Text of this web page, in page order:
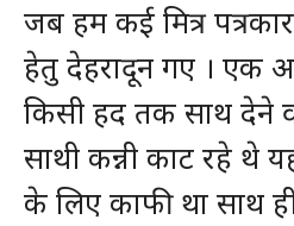
जब हम कई मित्र
हेतु देहरादून गए । एक
किसी हद तक साथ देने
साथी कन्नी काट रहे थे
के लिए काफी था साथ